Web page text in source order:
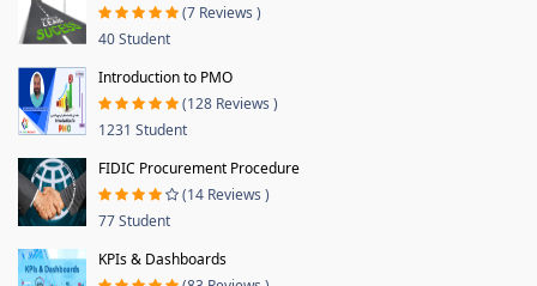
(7 Reviews )
40 Student
Introduction to PMO
(128 Reviews )
1231 Student
FIDIC Procurement Procedure
(14 Reviews )
77 Student
KPIs & Dashboards